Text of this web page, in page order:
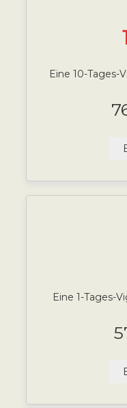
Eine 10-
Eine 1-Tages-